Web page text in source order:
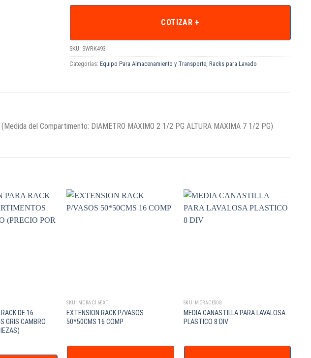
COTIZAR +
SKU: SWRK493
Categorías: Equipo Para Almacenamiento y Transporte, Racks para Lavado
del Compartimento: DIAMETRO MAXIMO 2 1/2 PG ALTURA MAXIMA 7 1/2 PG)
DE 16
GRIS CAMBRO
SKU: MCRAC16EXT
EXTENSION RACK P/VASOS
50*50CMS 16 COMP
SKU: MCRACES08
MEDIA CANASTILLA PARA LAVALOSA
PLASTICO 8 DIV